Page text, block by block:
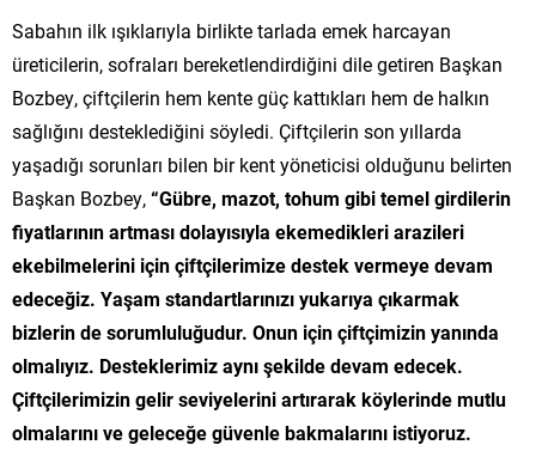
Sabahın ilk ışıklarıyla birlikte tarlada emek harcayan
üreticilerin, sofraları bereketlendirdiğini dile getiren Başkan
Bozbey, çiftçilerin hem kente güç kattıkları hem de halkın
sağlığını desteklediğini söyledi. Çiftçilerin son yıllarda
yaşadığı sorunları bilen bir kent yöneticisi olduğunu belirten
Başkan Bozbey,“Gübre, mazot, tohum gibi temel girdilerin
fiyatlarının artması dolayısıyla ekemedikleri arazileri
ekebilmelerini için çiftçilerimize destek vermeye devam
edeceğiz. Yaşam standartlarınızı yukarıya çıkarmak
bizlerin de sorumluluğudur. Onun için çiftçimizin yanında
olmalıyız. Desteklerimiz aynı şekilde devam edecek.
Çiftçilerimizin gelir seviyelerini artırarak köylerinde mutlu
olmalarını ve geleceğe güvenle bakmalarını istiyoruz.